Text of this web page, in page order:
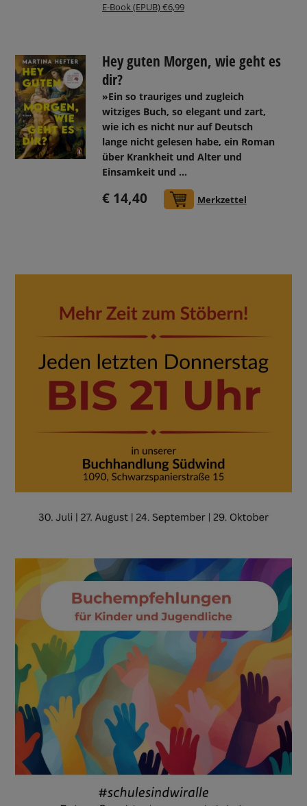
E-Book (EPUB) €6,99
Hey guten Morgen, wie geht es
dir?
»Ein so trauriges und zugleich
witziges Buch, so elegant und zart,
wie ich es nicht nur auf Deutsch
lange nicht gelesen habe, ein Roman
über Krankheit und Alter und
Einsamkeit und ...
€ 14,40 In den Warenkorb
Merkzettel